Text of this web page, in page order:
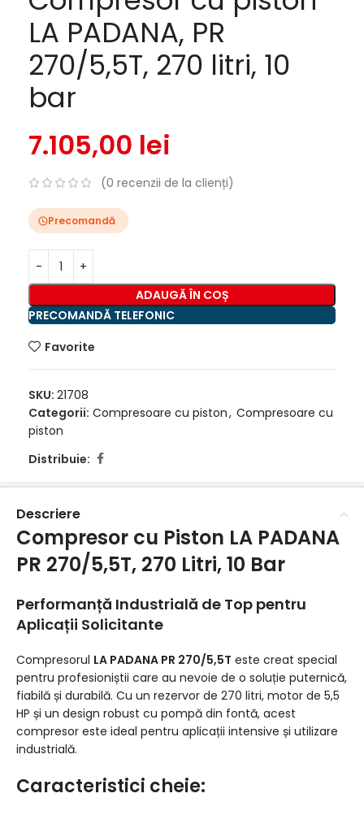
LA PADANA, PR
270/5,5T, 270 litri, 10
bar
7.105,00 lei
(0 recenzii de la clienți)
Precomandă
ADAUGĂ ÎN COȘ
PRECOMANDĂ TELEFONIC
Favorite
SKU: 21708
Categorii: Compresoare cu piston, Compresoare cu
piston
Distribuie:
Descriere
Compresor cu Piston LA PADANA
PR 270/5,5T, 270 Litri, 10 Bar
Performanță Industrială de Top pentru
Aplicații Solicitante
Compresorul LA PADANA PR 270/5,5T este creat special
pentru profesioniștii care au nevoie de o soluție puternică,
fiabilă și durabilă. Cu un rezervor de 270 litri, motor de 5,5
HP și un design robust cu pompă din fontă, acest
compresor este ideal pentru aplicații intensive și utilizare
industrială.
Caracteristici cheie: